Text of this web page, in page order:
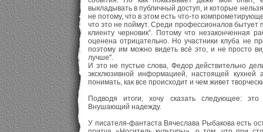
выкладывать в публичный доступ, и которые
не потому, что в этом есть что-то
что это не поймут. Среди профессионалов бытует
клиенту черновик”. Потому что незаконченная
оценена отрицательно. Но участники клуба не
поэтому им можно видеть всё это, и не просто
лучше".
И это не пустые слова, Федор действительно
эксклюзивной информацией, настоящей кухней
понимать, как все происходит и чем живет
Подводя итоги, хочу сказать следующее:
Внушающий надежду.
У писателя-фантаста Вячеслава Рыбакова есть